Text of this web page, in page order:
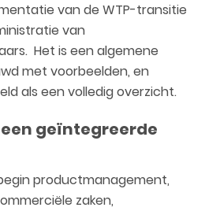
van de WTP-transitie
van
Het is een algemene
met voorbeelden, en
als een volledig overzicht.
een geïntegreerde
productmanagement,
zaken,